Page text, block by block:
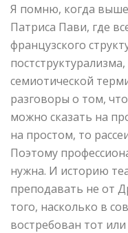
Я помню, когда
Патриса Пави, где
французского
семиотической
разговоры о том,
можно сказать на
на простом, то
Поэтому
нужна. И историю
преподавать не от
того, насколько в
востребован тот